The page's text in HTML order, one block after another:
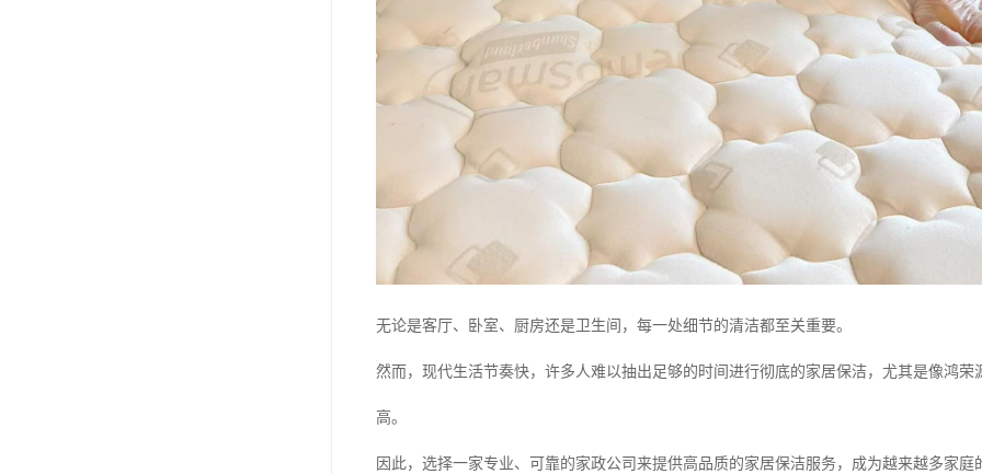
无论是客厅、卧室、厨房还是卫生间，每一处细节的清洁都至关重要。
然而，现代生活节奏快，许多人难以抽出足够的时间进行彻底的家居保洁，尤其是像鸿
高。
因此，选择一家专业、可靠的家政公司来提供高品质的家居保洁服务，成为越来越多家庭